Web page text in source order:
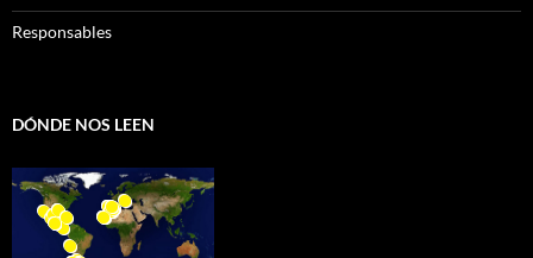
Responsables
DÓNDE NOS LEEN